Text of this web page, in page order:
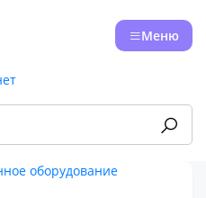
Меню
оборудование